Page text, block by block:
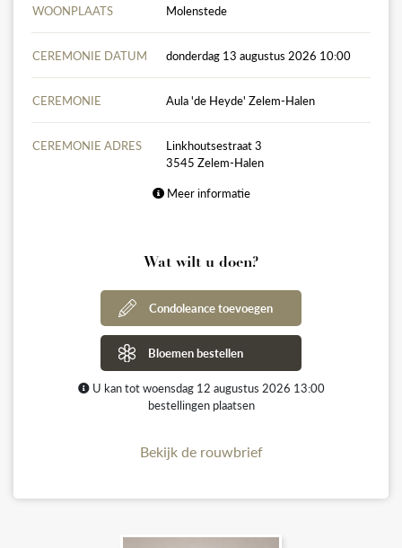
WOONPLAATS Molenstede
CEREMONIE DATUM donderdag 13 augustus 2026 10:00
CEREMONIE Aula 'de Heyde' Zelem-Halen
CEREMONIE ADRES
Linkhoutsestraat 3
3545 Zelem-Halen
Meer informatie
Wat wilt u doen?
Condoleance toevoegen
Bloemen bestellen
U kan tot woensdag 12 augustus 2026 13:00
bestellingen plaatsen
Bekijk de rouwbrief